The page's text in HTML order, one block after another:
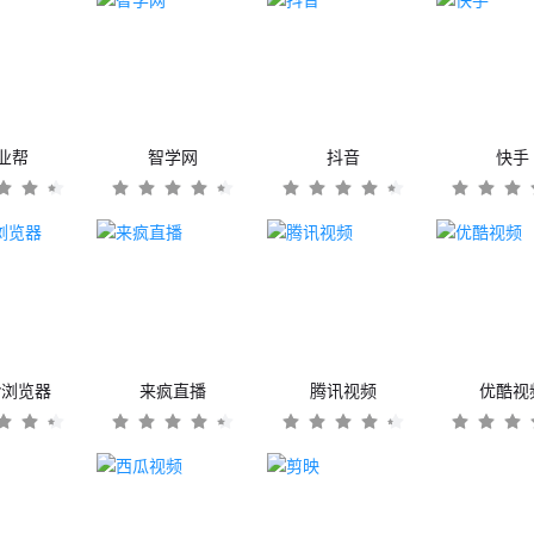
帮 智学网 抖音 快手
览器 来疯直播 腾讯视频 优酷视